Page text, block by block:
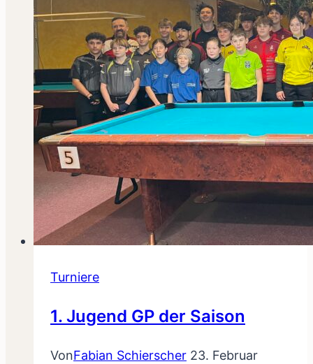
Turniere
1. Jugend GP der Saison
VonFabian Schierscher 23. Februar